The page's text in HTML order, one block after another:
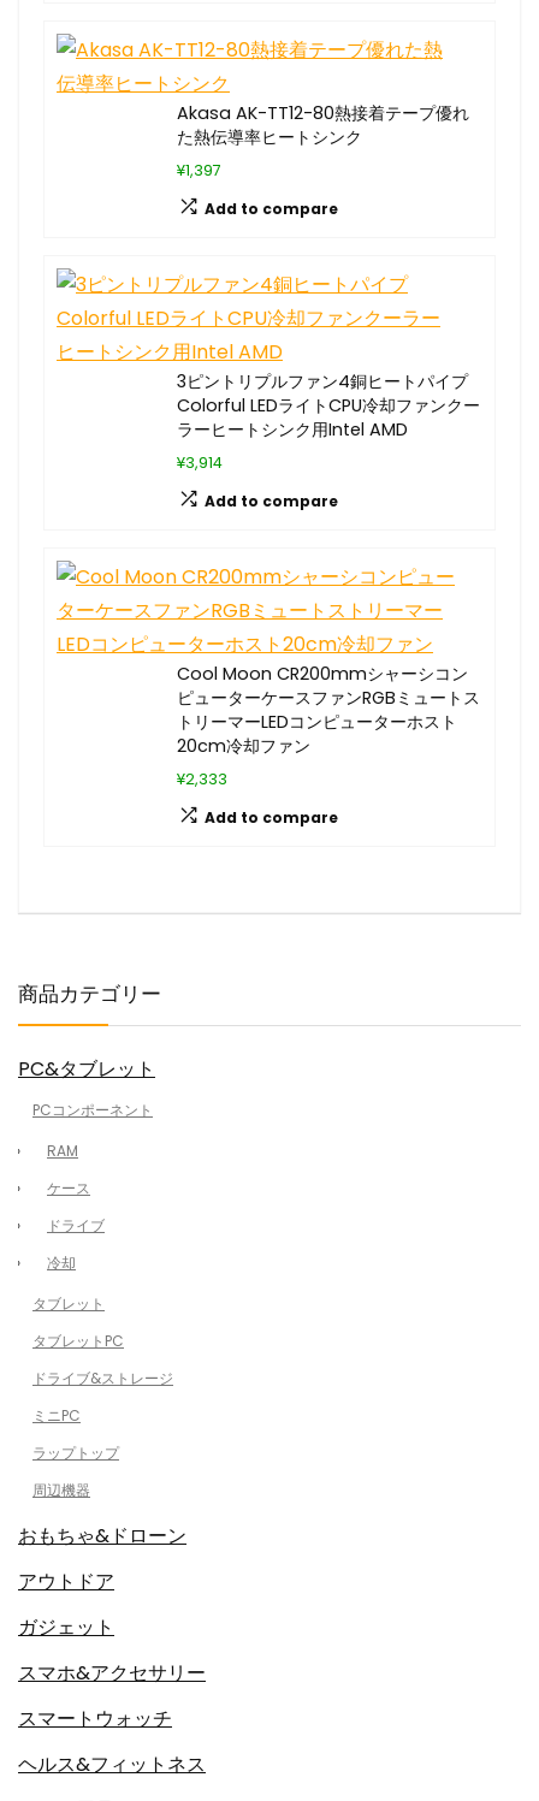
Akasa AK-TT12-80熱接着テープ優れ
た熱伝導率ヒートシンク
¥1,397
Add to compare
3ピントリプルファン4銅ヒートパイプ
Colorful LEDライトCPU冷却ファンクー
ラーヒートシンク用Intel AMD
¥3,914
Add to compare
Cool Moon CR200mmシャーシコン
ピューターケースファンRGBミュートス
トリーマーLEDコンピューターホスト
20cm冷却ファン
¥2,333
Add to compare
商品カテゴリー
PC&タブレット
PCコンポーネント
RAM
ケース
ドライブ
冷却
タブレット
タブレットPC
ドライブ&ストレージ
ミニPC
ラップトップ
周辺機器
おもちゃ&ドローン
アウトドア
ガジェット
スマホ&アクセサリー
スマートウォッチ
ヘルス&フィットネス